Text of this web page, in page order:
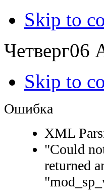
Skip to
Четверг06
Skip to
Ошибка
XML
"Could
returned